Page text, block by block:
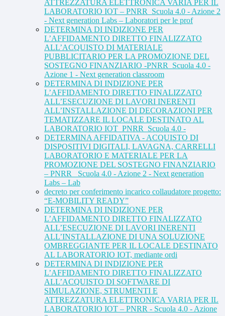
ATTREZZATURA ELETTRONICA VARIA PER IL
LABORATORIO IOT – PNRR_Scuola 4.0 - Azione 2
- Next generation Labs – Laboratori per le prof
DETERMINA DI INDIZIONE PER
L’AFFIDAMENTO DIRETTO FINALIZZATO
ALL’ACQUISTO DI MATERIALE
PUBBLICITARIO PER LA PROMOZIONE DEL
SOSTEGNO FINANZIARIO -PNRR_Scuola 4.0 -
Azione 1 - Next generation classroom
DETERMINA DI INDIZIONE PER
L’AFFIDAMENTO DIRETTO FINALIZZATO
ALL’ESECUZIONE DI LAVORI INERENTI
ALL’INSTALLAZIONE DI DECORAZIONI PER
TEMATIZZARE IL LOCALE DESTINATO AL
LABORATORIO IOT_PNRR_Scuola 4.0 -
DETERMINA AFFIDATIVA - ACQUISTO DI
DISPOSITIVI DIGITALI, LAVAGNA, CARRELLI
LABORATORIO E MATERIALE PER LA
PROMOZIONE DEL SOSTEGNO FINANZIARIO
– PNRR_ Scuola 4.0 - Azione 2 - Next generation
Labs – Lab
decreto per conferimento incarico collaudatore progetto:
“E-MOBILITY READY”
DETERMINA DI INDIZIONE PER
L’AFFIDAMENTO DIRETTO FINALIZZATO
ALL’ESECUZIONE DI LAVORI INERENTI
ALL’INSTALLAZIONE DI UNA SOLUZIONE
OMBREGGIANTE PER IL LOCALE DESTINATO
AL LABORATORIO IOT, mediante ordi
DETERMINA DI INDIZIONE PER
L’AFFIDAMENTO DIRETTO FINALIZZATO
ALL’ACQUISTO DI SOFTWARE DI
SIMULAZIONE, STRUMENTI E
ATTREZZATURA ELETTRONICA VARIA PER IL
LABORATORIO IOT – PNRR - Scuola 4.0 - Azione